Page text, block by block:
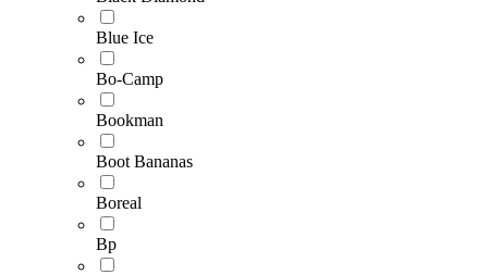
Blue Ice
Bo-Camp
Bookman
Boot Bananas
Boreal
Bp